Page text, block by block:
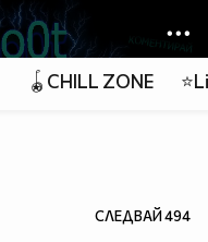
🪀CHILL ZONE
СЛЕДВАЙ494